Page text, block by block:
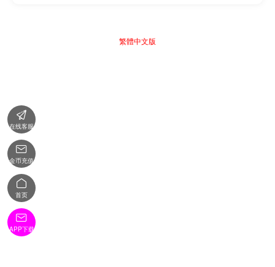
繁體中文版

在线客服

金币充值

首页

APP下载